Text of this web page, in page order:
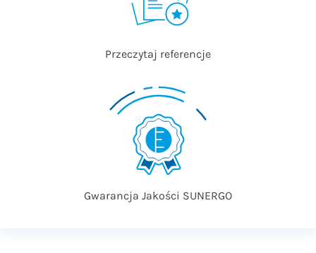
Przeczytaj referencje
Gwarancja Jakości SUNERGO